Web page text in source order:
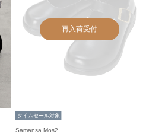
再入荷受付
タイムセール対象
Samansa Mos2